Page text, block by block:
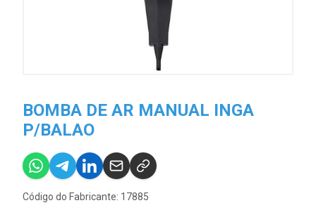
BOMBA DE AR MANUAL INGA
P/BALAO
Código do Fabricante: 17885